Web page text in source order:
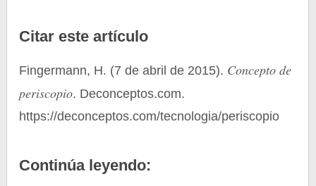
Citar este artículo
Fingermann, H. (7 de abril de 2015). Concepto de
periscopio. Deconceptos.com.
https://deconceptos.com/tecnologia/periscopio
Continúa leyendo: